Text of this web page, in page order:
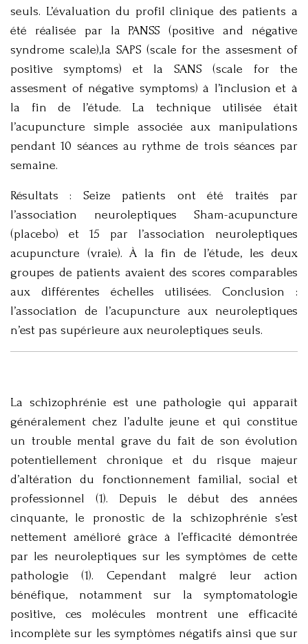
seuls. L’évaluation du profil clinique des patients a
été réalisée par la PANSS (positive and négative
syndrome scale),la SAPS (scale for the assesment of
positive symptoms) et la SANS (scale for the
assesment of négative symptoms) à l’inclusion et à
la fin de l’étude. La technique utilisée était
l’acupuncture simple associée aux manipulations
pendant 10 séances au rythme de trois séances par
semaine.
Résultats : Seize patients ont été traités par
l’association neuroleptiques Sham-acupuncture
(placebo) et 15 par l’association neuroleptiques
acupuncture (vraie). À la fin de l’étude, les deux
groupes de patients avaient des scores comparables
aux différentes échelles utilisées. Conclusion :
l’association de l’acupuncture aux neuroleptiques
n’est pas supérieure aux neuroleptiques seuls.
La schizophrénie est une pathologie qui apparaît
généralement chez l’adulte jeune et qui constitue
un trouble mental grave du fait de son évolution
potentiellement chronique et du risque majeur
d’altération du fonctionnement familial, social et
professionnel (1). Depuis le début des années
cinquante, le pronostic de la schizophrénie s’est
nettement amélioré grâce à l’efficacité démontrée
par les neuroleptiques sur les symptômes de cette
pathologie (1). Cependant malgré leur action
bénéfique, notamment sur la symptomatologie
positive, ces molécules montrent une efficacité
incomplète sur les symptômes négatifs ainsi que sur